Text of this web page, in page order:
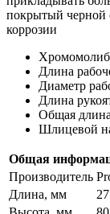
покрытый черной
коррозии
Длина
Диаметр
Длина
Общая
Шлицевой
Общая
Производитель
Длина, мм